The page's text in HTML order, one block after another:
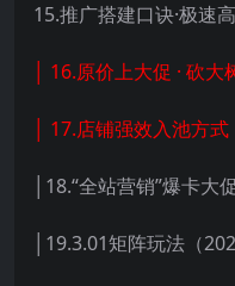
15.推广搭建口诀·极速
│ 16.原价上大促 · 砍
│ 17.店铺强效入池方式
│18.“全站营销”爆卡大
│19.3.01矩阵玩法（